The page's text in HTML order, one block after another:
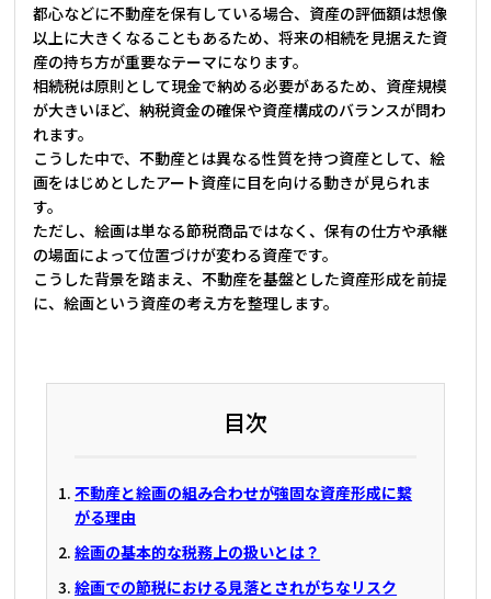
都心などに不動産を保有している場合、資産の評価額は想像
以上に大きくなることもあるため、将来の相続を見据えた資
産の持ち方が重要なテーマになります。
相続税は原則として現金で納める必要があるため、資産規模
が大きいほど、納税資金の確保や資産構成のバランスが問わ
れます。
こうした中で、不動産とは異なる性質を持つ資産として、絵
画をはじめとしたアート資産に目を向ける動きが見られま
す。
ただし、絵画は単なる節税商品ではなく、保有の仕方や承継
の場面によって位置づけが変わる資産です。
こうした背景を踏まえ、不動産を基盤とした資産形成を前提
に、絵画という資産の考え方を整理します。
目次
不動産と絵画の組み合わせが強固な資産形成に繋
がる理由
絵画の基本的な税務上の扱いとは？
絵画での節税における見落とされがちなリスク